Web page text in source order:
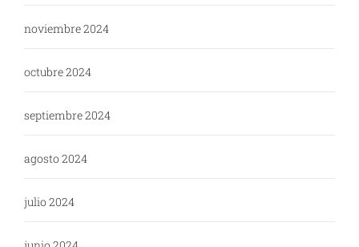
noviembre 2024
octubre 2024
septiembre 2024
agosto 2024
julio 2024